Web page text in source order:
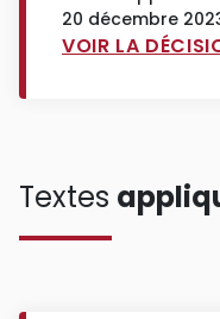
20 décembre
VOIR LA
Textes